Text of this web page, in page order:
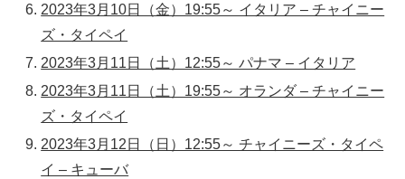
2023年3月10日（金）19:55～ イタリア – チャイニー
ズ・タイペイ
2023年3月11日（土）12:55～ パナマ – イタリア
2023年3月11日（土）19:55～ オランダ – チャイニー
ズ・タイペイ
2023年3月12日（日）12:55～ チャイニーズ・タイペ
イ – キューバ